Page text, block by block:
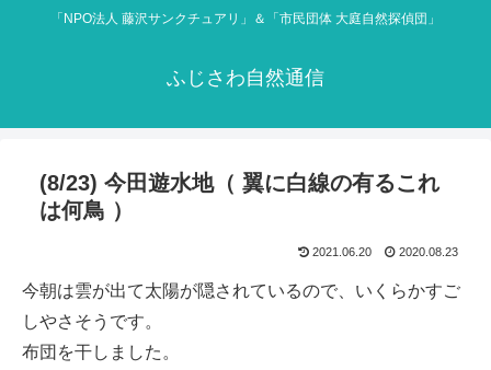
「NPO法人 藤沢サンクチュアリ」＆「市民団体 大庭自然探偵団」
ふじさわ自然通信
(8/23) 今田遊水地（ 翼に白線の有るこれ
は何鳥 ）
2021.06.20 2020.08.23
今朝は雲が出て太陽が隠されているので、いくらかすご
しやさそうです。
布団を干しました。